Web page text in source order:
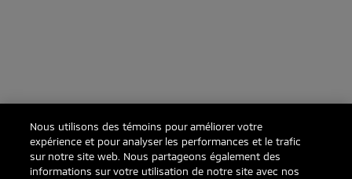
Nous utilisons des témoins pour améliorer votre
expérience et pour analyser les performances et le trafic
sur notre site web. Nous partageons également des
informations sur votre utilisation de notre site avec nos